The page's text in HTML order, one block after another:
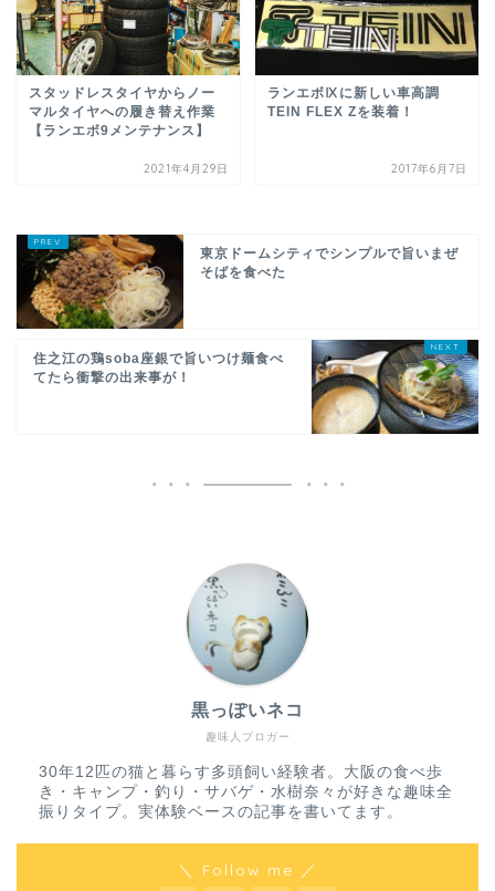
スタッドレスタイヤからノー
マルタイヤへの履き替え作業
【ランエボ9メンテナンス】
2021年4月29日
ランエボⅨに新しい車高調
TEIN FLEX Zを装着！
2017年6月7日
東京ドームシティでシンプルで旨いまぜ
そばを食べた
住之江の鶏soba座銀で旨いつけ麺食べ
てたら衝撃の出来事が！
趣味人ブロガー
黒っぽいネコ
30年12匹の猫と暮らす多頭飼い経験者。大阪の食べ歩
き・キャンプ・釣り・サバゲ・水樹奈々が好きな趣味全
振りタイプ。実体験ベースの記事を書いてます。
＼ Follow me ／